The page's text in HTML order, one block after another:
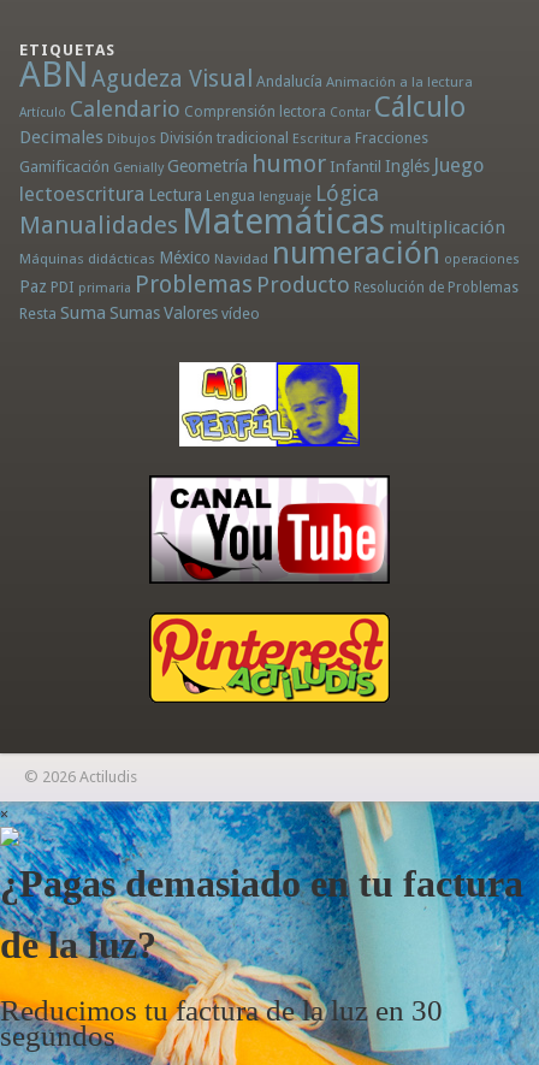
ETIQUETAS
ABN Agudeza Visual Andalucía Animación a la lectura
Artículo Calendario Comprensión lectora Contar Cálculo
Decimales Dibujos División tradicional Escritura Fracciones
Gamificación Genially Geometría humor Infantil Inglés Juego
lectoescritura Lectura Lengua lenguaje Lógica
Manualidades Matemáticas multiplicación
Máquinas didácticas México Navidad numeración operaciones
Paz PDI primaria Problemas Producto Resolución de Problemas
Resta Suma Sumas Valores vídeo
© 2026 Actiludis
×
¿Pagas demasiado en tu factura
de la luz?
Reducimos tu factura de la luz en 30
segundos